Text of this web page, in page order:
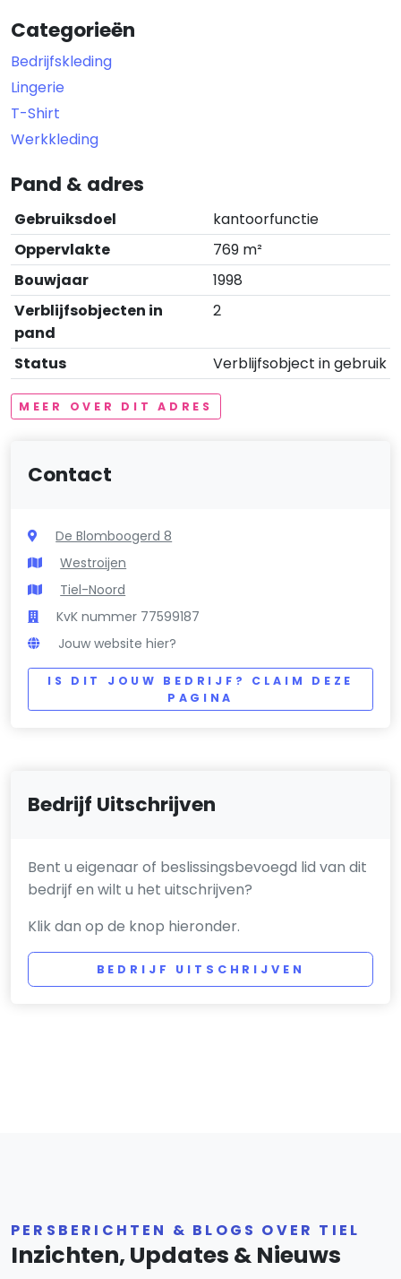
Categorieën
Bedrijfskleding
Lingerie
T-Shirt
Werkkleding
Pand & adres
Gebruiksdoel
kantoorfunctie
Oppervlakte
769 m²
Bouwjaar
1998
Verblijfsobjecten in
pand
2
Status Verblijfsobject in gebruik
MEER OVER DIT ADRES
Contact
De Blomboogerd 8
Westroijen
Tiel-Noord
KvK nummer 77599187
Jouw website hier?
IS DIT JOUW BEDRIJF? CLAIM DEZE
PAGINA
Bedrijf Uitschrijven
Bent u eigenaar of beslissingsbevoegd lid van dit
bedrijf en wilt u het uitschrijven?
Klik dan op de knop hieronder.
BEDRIJF UITSCHRIJVEN
PERSBERICHTEN & BLOGS OVER TIEL
Inzichten, Updates & Nieuws